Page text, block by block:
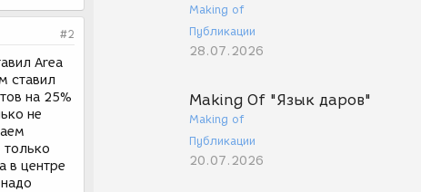
Making of
Публикации
28.07.2026
Making Of "Язык даров"
Making of
Публикации
20.07.2026
#2
Area
ставил
на 25%
не
только
в центре